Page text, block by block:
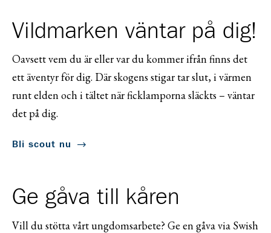
Vildmarken väntar på dig!
Oavsett vem du är eller var du kommer ifrån finns det
ett äventyr för dig. Där skogens stigar tar slut, i värmen
runt elden och i tältet när ficklamporna släckts – väntar
det på dig.
Bli scout nu
Ge gåva till kåren
Vill du stötta vårt ungdomsarbete? Ge en gåva via Swish